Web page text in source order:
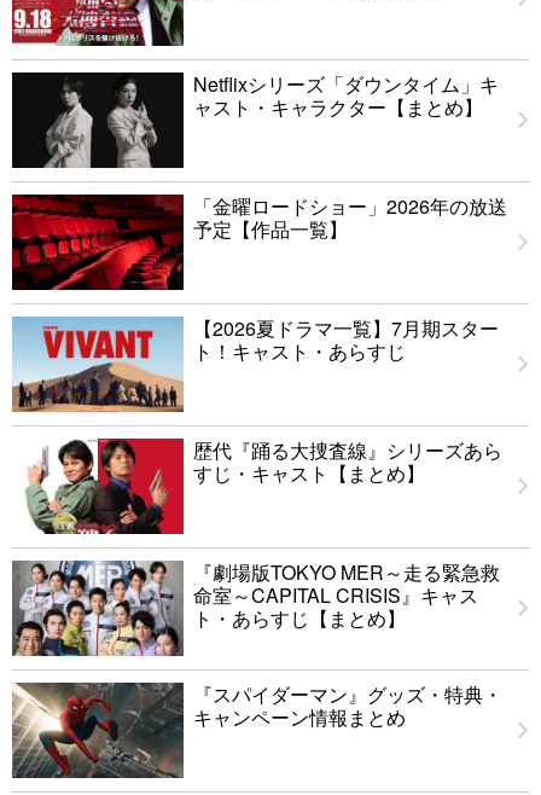
Netflixシリーズ「ダウンタイム」キ
ャスト・キャラクター【まとめ】
「金曜ロードショー」2026年の放送
予定【作品一覧】
【2026夏ドラマ一覧】7月期スター
ト！キャスト・あらすじ
歴代『踊る大捜査線』シリーズあら
すじ・キャスト【まとめ】
『劇場版TOKYO MER～走る緊急救
命室～CAPITAL CRISIS』キャス
ト・あらすじ【まとめ】
『スパイダーマン』グッズ・特典・
キャンペーン情報まとめ